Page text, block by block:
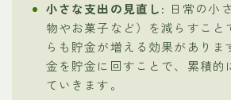
小さな支出の見直し: 日常の小
物やお菓子など）を減らすこと
らも貯金が増える効果がありま
金を貯金に回すことで、累積的
ていきます。